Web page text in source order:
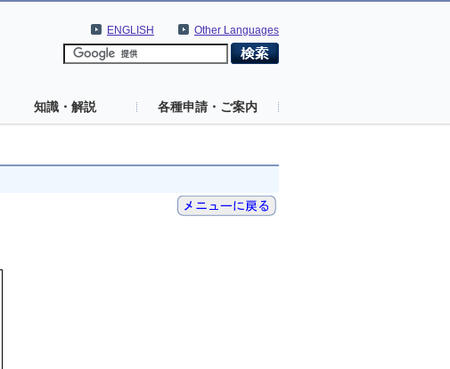
Other Languages
ENGLISH
知識・解説 各種申請・ご案内